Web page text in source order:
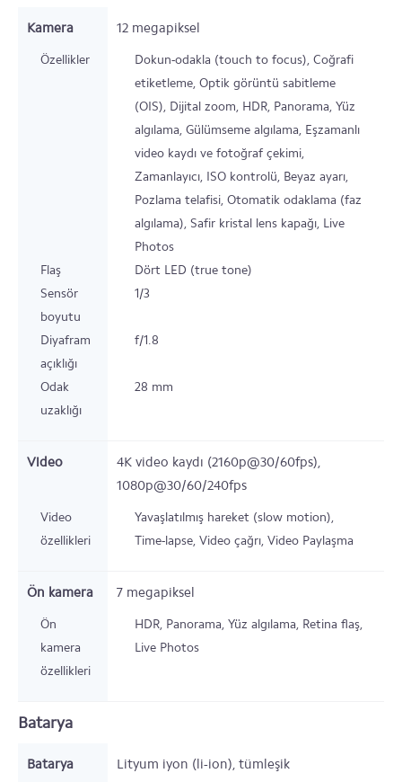
Kamera 12 megapiksel
Özellikler
Dokun-odakla (touch to focus), Coğrafi
etiketleme, Optik görüntü sabitleme
(OIS), Dijital zoom, HDR, Panorama, Yüz
algılama, Gülümseme algılama, Eşzamanlı
video kaydı ve fotoğraf çekimi,
Zamanlayıcı, ISO kontrolü, Beyaz ayarı,
Pozlama telafisi, Otomatik odaklama (faz
algılama), Safir kristal lens kapağı, Live
Photos
Flaş
Dört LED (true tone)
Sensör
boyutu
1/3
Diyafram
açıklığı
f/1.8
Odak
uzaklığı
28 mm
Video
4K video kaydı (2160p@30/60fps),
1080p@30/60/240fps
Video
özellikleri
Yavaşlatılmış hareket (slow motion),
Time-lapse, Video çağrı, Video Paylaşma
Ön kamera 7 megapiksel
Ön
kamera
özellikleri
HDR, Panorama, Yüz algılama, Retina flaş,
Live Photos
Batarya
Batarya Lityum iyon (li-ion), tümleşik